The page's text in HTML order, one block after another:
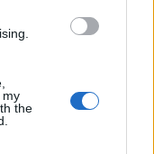
my
the
meleg